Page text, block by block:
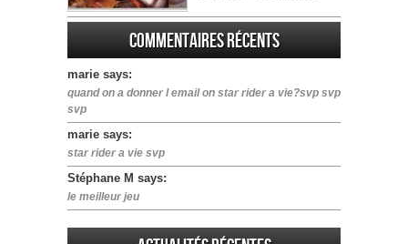
Commentaires récents
marie says:
quand on a donner l email on star rider a vie?svp svp
svp
marie says:
star rider a vie svp
Stéphane M says:
le meilleur jeu